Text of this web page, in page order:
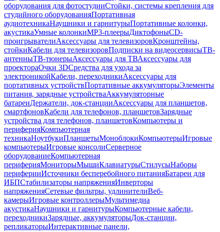
оборудования для фотостудииСтойки, системы крепления для
студийного оборудованияПортативная
аудиотехникаНаушники и гарнитурыПортативные колонки,
акустикаУмные колонкиMP3-плеерыДиктофоныCD-
проигрывателиАксессуары для телевизоровКронштейны,
стойкиКабели для телевизоровПодписки на видеосервисыТВ-
антенныТВ-тюнерыАксессуары для ТВАксессуары для
проектораОчки 3DСредства для ухода за
электроникойКабели, переходникиАксессуары для
портативных устройствПортативные аккумуляторыЭлементы
питания, зарядные устройстваАккумуляторные
батареиДержатели, док-станцииАксессуары для планшетов,
смартфоновКабели для телефонов, планшетовЗарядные
устройства для телефонов, планшетовКомпьютеры и
периферияКомпьютерная
техникаНоутбукиПланшетыМоноблокиКомпьютерыИгровые
компьютерыИгровые консолиСерверное
оборудованиеКомпьютерная
периферияМониторыМышиКлавиатурыСтилусыНаборы
периферииИсточники бесперебойного питанияБатареи для
ИБПСтабилизаторы напряженияИнверторы
напряженияСетевые фильтры, удлинителиВеб-
камерыИгровые контроллерыМультимедиа
акустикаНаушники и гарнитурыКомпьютерные кабели,
переходникиЗарядные, аккумуляторыДок-станции,
репликаторыИнтерактивные панели,